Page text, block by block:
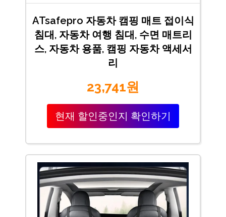
ATsafepro 자동차 캠핑 매트 접이식
침대, 자동차 여행 침대, 수면 매트리
스, 자동차 용품, 캠핑 자동차 액세서
리
23,741원
현재 할인중인지 확인하기